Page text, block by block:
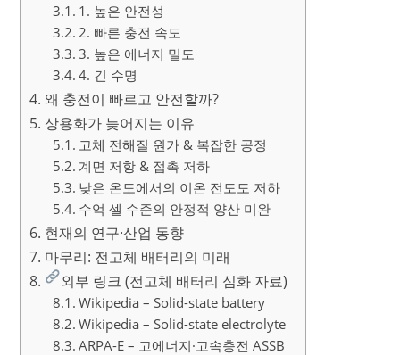
1. 높은 안전성
2. 빠른 충전 속도
3. 높은 에너지 밀도
4. 긴 수명
왜 충전이 빠르고 안전할까?
상용화가 늦어지는 이유
고체 전해질 원가 & 복잡한 공정
계면 저항 & 접촉 저하
낮은 온도에서의 이온 전도도 저하
수억 셀 수준의 안정적 양산 미완
현재의 연구·산업 동향
마무리: 전고체 배터리의 미래
외부 링크 (전고체 배터리 심화 자료)
Wikipedia – Solid-state battery
Wikipedia – Solid-state electrolyte
ARPA-E – 고에너지·고속충전 ASSB